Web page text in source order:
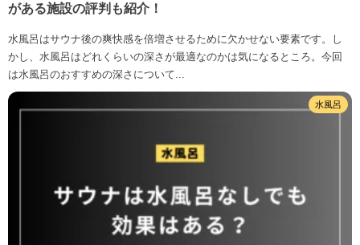
がある施設の評判も紹介！
水風呂はサウナ後の爽快感を倍増させるために欠かせない要素です。し
かし、水風呂はどれくらいの深さが最適なのかは気になるところ。今回
は水風呂のおすすめの深さについて...
水風呂